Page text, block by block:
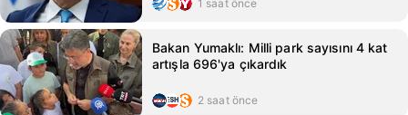
1 saat önce
Bakan Yumaklı: Milli park sayısını 4 kat
artışla 696'ya çıkardık
2 saat önce